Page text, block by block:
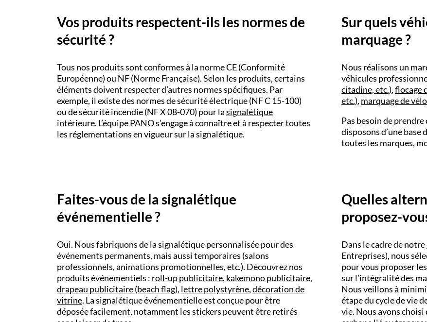
Vos produits respectent-ils les normes de
sécurité ?
Tous nos produits sont conformes à la norme CE (Conformité
Européenne) ou NF (Norme Française). Selon les produits, certains
éléments doivent respecter d’autres normes spécifiques. Par
exemple, il existe des normes de sécurité électrique (NF C 15-100)
ou de sécurité incendie (NF X 08-070) pour lasignalétique
intérieure. L’équipe PANO s’engage à connaître et à respecter toutes
les réglementations en vigueur sur la signalétique.
Sur quels
marquage ?
Nous réalisons un
véhicules
citadine, etc.),flocage
etc.), marquage de vélo
Pas besoin de
disposons d’une
toutes les marques,
Faites-vous de la signalétique
événementielle ?
Oui. Nous fabriquons de la signalétique personnalisée pour des
événements permanents, mais aussi temporaires (salons
professionnels, animations promotionnelles, etc.). Découvrez nos
produits événementiels : roll-up publicitaire, kakemono publicitaire,
drapeau publicitaire (beach flag), lettre polystyrène,décoration de
vitrine. La signalétique événementielle est conçue pour être
déposée facilement, notamment les stickers peuvent être retirés
Quelles
proposez-
Dans le cadre de notre
Entreprises), nous
pour vous proposer
sur l’intégralité des
Nous veillons à
étape du cycle de vie
vie. Nous avons choisi